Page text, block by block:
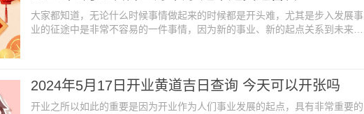
大家都知道，无论什么时候事情做起来的时候都是开头难，尤其是步入发展事
业的征途中是非常不容易的一件事情，因为新的事业、新的起点关系到未来的
神】：正南【生肖相冲】：鼠【日期相冲】：丙子【吉时】：卯
2024年5月17日开业黄道吉日查询 今天可以开张吗
开业之所以如此的重要是因为开业作为人们事业发展的起点，具有非常重要的